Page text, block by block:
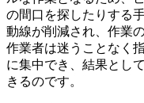
の間口を探したりする
動線が削減され、作業
作業者は迷うことなく
に集中でき、結果とし
きるのです。